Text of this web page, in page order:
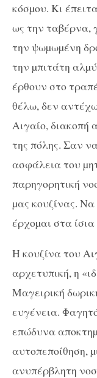
κόσµου. Κι
ως την ταβέρνα,
την ψωµωµένη
την µπιτάτη
έρθουν στο
θέλω, δεν
Αιγαίο, διακοπή
της πόλης. Σαν
ασφάλεια του
παρηγορητική
µας κουζίνας. Να
έρχοµαι στα ίσια
Η κουζίνα του
αρχετυπική, η
Μαγειρική
ευγένεια.
επώδυνα
αυτοπεποίθηση,
ανυπέρβλητη